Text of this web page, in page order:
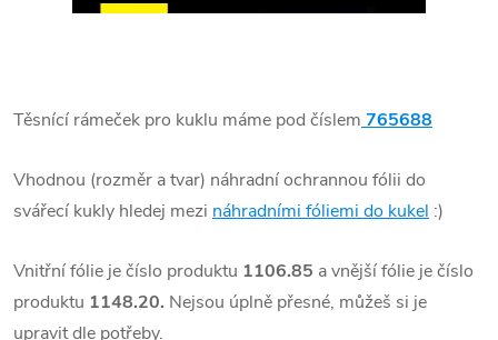
Těsnící rámeček pro kuklu máme pod číslem 765688
Vhodnou (rozměr a tvar) náhradní ochrannou fólii do
svářecí kukly hledej mezi náhradními fóliemi do kukel :)
Vnitřní fólie je číslo produktu 1106.85 a vnější fólie je číslo
produktu 1148.20. Nejsou úplně přesné, můžeš si je
upravit dle potřeby.